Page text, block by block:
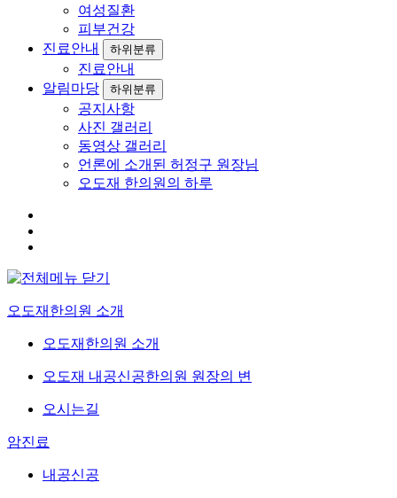
여성질환
피부건강
진료안내
하위분류
진료안내
알림마당
하위분류
공지사항
사진 갤러리
동영상 갤러리
언론에 소개된 허정구 원장님
오도재 한의원의 하루
오도재한의원 소개
오도재한의원 소개
오도재 내공신공한의원 원장의 변
오시는길
암진료
내공신공